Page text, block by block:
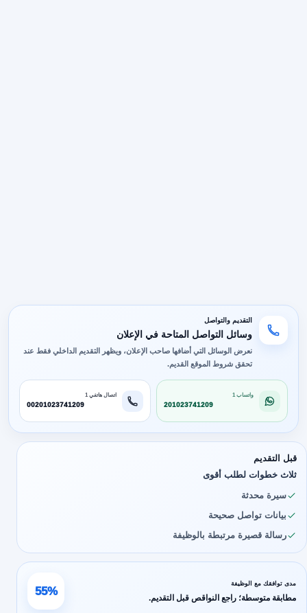
التقديم والتواصل
وسائل التواصل المتاحة في الإعلان
نعرض الوسائل التي أضافها صاحب الإعلان، ويظهر التقديم الداخلي فقط عند
تحقق شروط الموقع القديم.
واتساب 1
201023741209
اتصال هاتفي 1
00201023741209
قبل التقديم
ثلاث خطوات لطلب أقوى
سيرة محدثة
بيانات تواصل صحيحة
رسالة قصيرة مرتبطة بالوظيفة
مدى توافقك مع الوظيفة
مطابقة متوسطة؛ راجع النواقص قبل التقديم. 55%